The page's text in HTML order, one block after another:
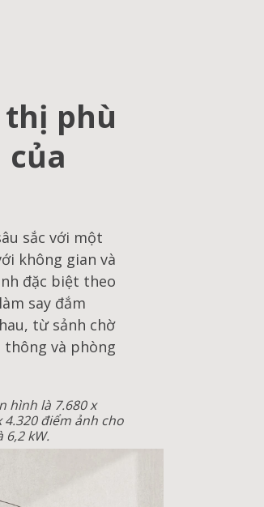
phù
sắc với một
không gian và
đặc biệt theo
say đắm
từ sảnh chờ
và phòng
hình là 7.680 x
4.320 điểm ảnh cho
kW.